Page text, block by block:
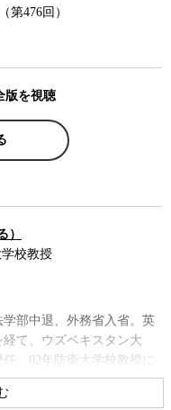
（第476回）
版を視聴
）
校教授
学部中退、外務省入省。英
て、ウズベキスタン大
。02年防衛大学校教授に
正体 迷走する安全保